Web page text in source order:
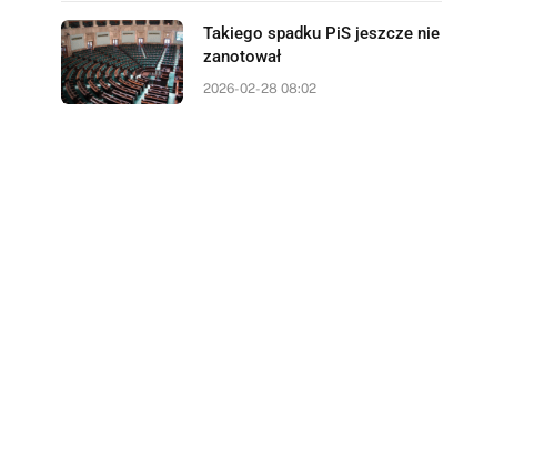
Takiego spadku PiS jeszcze nie
zanotował
2026-02-28 08:02